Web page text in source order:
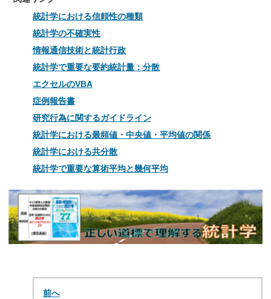
統計学における信頼性の種類
統計学の不確実性
情報通信技術と統計行政
統計学で重要な要約統計量：分散
エクセルのVBA
症例報告書
研究行為に関するガイドライン
統計学における最頻値・中央値・平均値の関係
統計学における共分散
統計学で重要な算術平均と幾何平均
前へ